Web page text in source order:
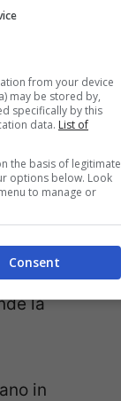
ha poi
per un
la
in
from your device
may be stored by,
specifically by this
data. List of
the basis of legitimate
options below. Look
to manage or
Consent